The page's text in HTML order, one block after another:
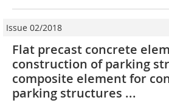
Issue 02/2018
Flat precast concrete
construction of parking
composite element for
parking structures ...